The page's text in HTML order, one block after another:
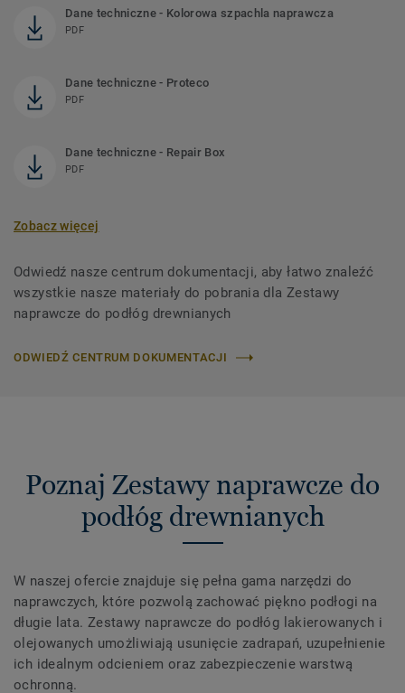
Dane techniczne - Kolorowa szpachla naprawcza
PDF
Dane techniczne - Proteco
PDF
Dane techniczne - Repair Box
PDF
Zobacz więcej
Odwiedź nasze centrum dokumentacji, aby łatwo znaleźć
wszystkie nasze materiały do ​​pobrania dla Zestawy
naprawcze do podłóg drewnianych
ODWIEDŹ CENTRUM DOKUMENTACJI
Poznaj Zestawy naprawcze do
podłóg drewnianych
W naszej ofercie znajduje się pełna gama narzędzi do
naprawczych, które pozwolą zachować piękno podłogi na
długie lata. Zestawy naprawcze do podłóg lakierowanych i
olejowanych umożliwiają usunięcie zadrapań, uzupełnienie
ich idealnym odcieniem oraz zabezpieczenie warstwą
ochronną.